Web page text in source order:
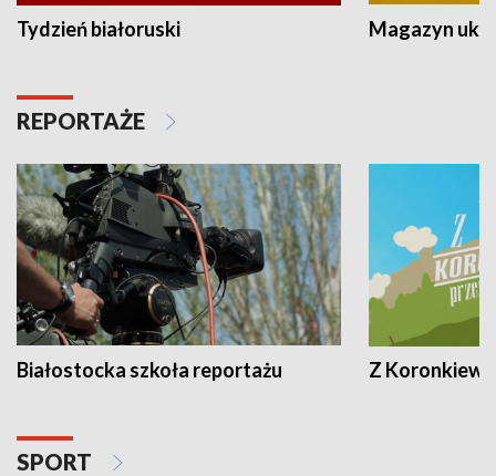
Tydzień białoruski Magazyn
REPORTAŻE
Białostocka szkoła reportażu Z
SPORT